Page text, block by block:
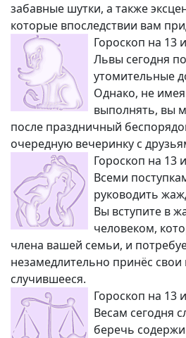
забавные шутки, а также
которые впоследствии вам
Гороскоп на 13
Львы сегодня
утомительные
Однако, не
выполнять, вы
после праздничный
очередную вечеринку с
Гороскоп на 13
Всеми
руководить
Вы вступите в
человеком,
члена вашей семьи, и
незамедлительно принёс свои
случившееся.
Гороскоп на 13
Весам сегодня
беречь